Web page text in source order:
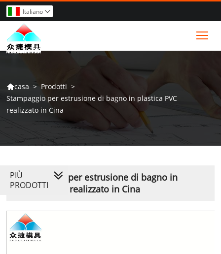
Italiano 
casa > Prodotti >
Stampaggio per estrusione di bagno in plastica PVC
realizzato in Cina
Stampaggio per estrusione di bagno in
plastica PVC realizzato in Cina
PIÙ
PRODOTTI